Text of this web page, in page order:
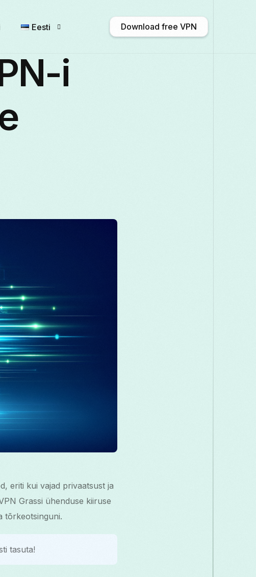
Eesti
తెలుగు
Download free VPN
i
eriti kui vajad privaatsust ja
Grassi ühenduse kiiruse
tõrkeotsinguni.
tasuta!